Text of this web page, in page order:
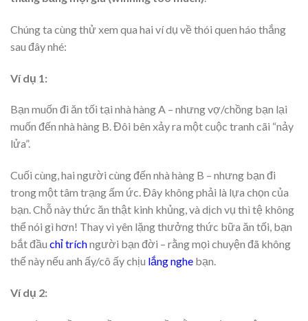
Chúng ta cùng thử xem qua hai ví dụ về thói quen háo thắng
sau đây nhé:
Ví dụ 1:
Bạn muốn đi ăn tối tại nhà hàng A – nhưng vợ/chồng bạn lại
muốn đến nhà hàng B. Đôi bên xảy ra một cuộc tranh cãi “nảy
lửa”.
Cuối cùng, hai người cùng đến nhà hàng B – nhưng bạn đi
trong một tâm trạng ấm ức. Đây không phải là lựa chọn của
bạn. Chỗ này thức ăn thật kinh khủng, và dịch vụ thì tệ không
thể nói gì hơn! Thay vì yên lặng thưởng thức bữa ăn tối, bạn
bắt đầu chỉ tríchngười bạn đời – rằng mọi chuyện đã không
thế này nếu anh ấy/cô ấy chịu lắng nghe bạn.
Ví dụ 2: